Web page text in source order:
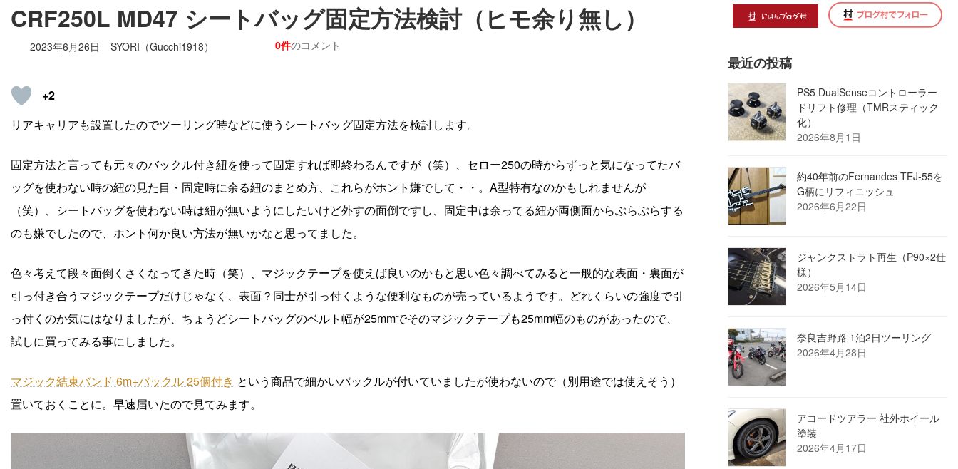
CRF250L MD47 シートバッグ固定方法検討（ヒモ余り無し）
2023年6月26日 SYORI（Gucchi1918） 0件のコメント
+2
リアキャリアも設置したのでツーリング時などに使うシートバッグ固定方法を検討します。
固定方法と言っても元々のバックル付き紐を使って固定すれば即終わるんですが（笑）、セロー250の時からずっと気になってたバ
ッグを使わない時の紐の見た目・固定時に余る紐のまとめ方、これらがホント嫌でして・・。A型特有なのかもしれませんが
（笑）、シートバッグを使わない時は紐が無いようにしたいけど外すの面倒ですし、固定中は余ってる紐が両側面からぶらぶらする
のも嫌でしたので、ホント何か良い方法が無いかなと思ってました。
色々考えて段々面倒くさくなってきた時（笑）、マジックテープを使えば良いのかもと思い色々調べてみると一般的な表面・裏面が
引っ付き合うマジックテープだけじゃなく、表面？同士が引っ付くような便利なものが売っているようです。どれくらいの強度で引
っ付くのか気にはなりましたが、ちょうどシートバッグのベルト幅が25mmでそのマジックテープも25mm幅のものがあったので、
試しに買ってみる事にしました。
マジック結束バンド 6m+バックル 25個付き という商品で細かいバックルが付いていましたが使わないので（別用途では使えそう）
置いておくことに。早速届いたので見てみます。
最近の投稿
PS5 DualSenseコントローラー
ドリフト修理（TMRスティック
化）
2026年8月1日
約40年前のFernandes TEJ-55を
G柄にリフィニッシュ
2026年6月22日
ジャンクストラト再生（P90×2仕
様）
2026年5月14日
奈良吉野路 1泊2日ツーリング
2026年4月28日
アコードツアラー 社外ホイール
塗装
2026年4月17日